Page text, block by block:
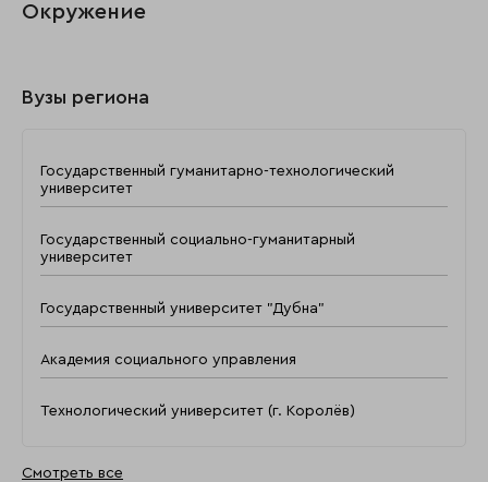
Окружение
Вузы региона
Государственный гуманитарно-технологический
университет
Государственный социально-гуманитарный
университет
Государственный университет "Дубна"
Академия социального управления
Технологический университет (г. Королёв)
Смотреть все